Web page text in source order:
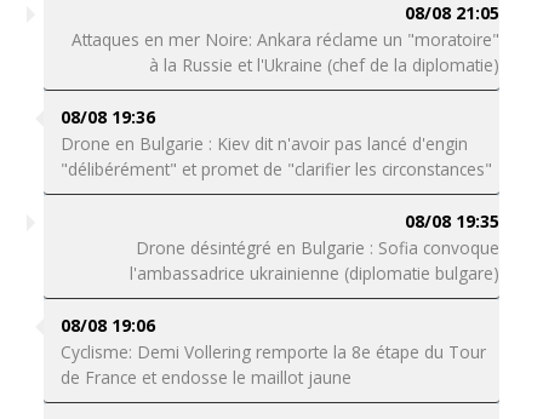
08/08 21:05
Attaques en mer Noire: Ankara réclame un "moratoire"
à la Russie et l'Ukraine (chef de la diplomatie)
08/08 19:36
Drone en Bulgarie : Kiev dit n'avoir pas lancé d'engin
"délibérément" et promet de "clarifier les circonstances"
08/08 19:35
Drone désintégré en Bulgarie : Sofia convoque
l'ambassadrice ukrainienne (diplomatie bulgare)
08/08 19:06
Cyclisme: Demi Vollering remporte la 8e étape du Tour
de France et endosse le maillot jaune